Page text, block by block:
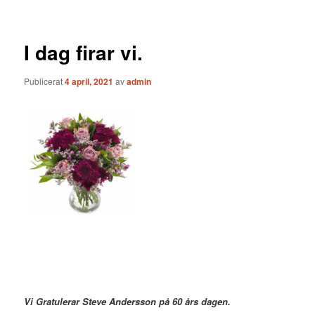
I dag firar vi.
Publicerat4 april, 2021 avadmin
Vi Gratulerar Steve Andersson på 60 års dagen.